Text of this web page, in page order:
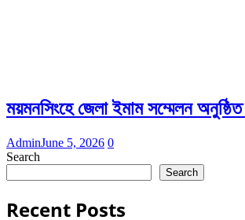
ময়মনসিংহে জেলা ইমাম সম্মেলন অনুষ্ঠিত
AdminJune 5, 2026 0
Search
Search
Recent Posts